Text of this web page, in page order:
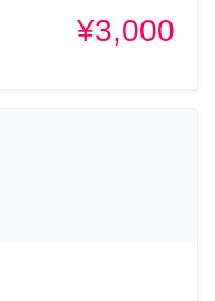
¥3,000